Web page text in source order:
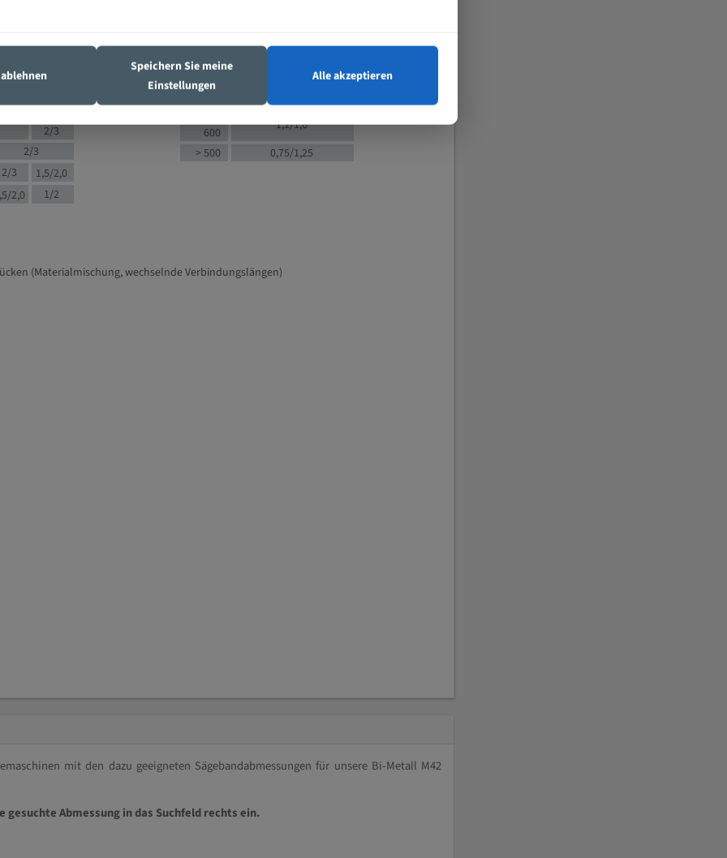
4/5
4/5
2/3
2/3
2/3
1,5/2,0
2,0 1/2
130 -
350
150 -
600
1,1/1,6
> 500
0,75/1,25
(Materialmischung, wechselnde Verbindungslängen)
mit den dazu geeigneten Sägebandabmessungen für unsere Bi-Metall M42
Abmessung in das Suchfeld rechts ein.
Speichern Sie meine
Einstellungen
Alle akzeptieren